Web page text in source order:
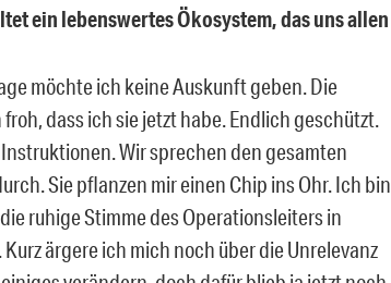
ein lebenswertes Ökosystem, das uns allen
möchte ich keine Auskunft geben. Die
dass ich sie jetzt habe. Endlich geschützt.
Wir sprechen den gesamten
Sie pflanzen mir einen Chip ins Ohr. Ich bin
ruhige Stimme des Operationsleiters in
ärgere ich mich noch über die Unrelevanz